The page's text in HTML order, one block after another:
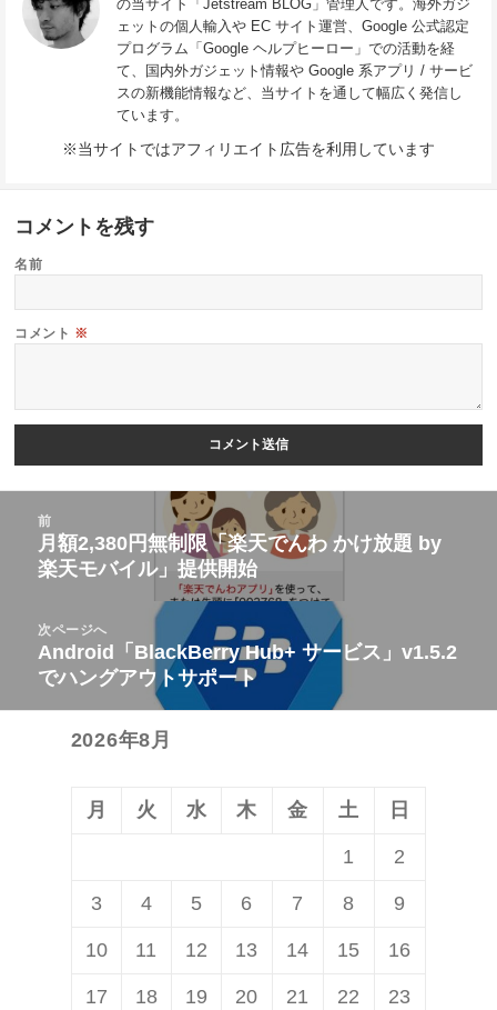
の当サイト「Jetstream BLOG」管理人です。海外ガジ
ェットの個人輸入や EC サイト運営、Google 公式認定
プログラム「Google ヘルプヒーロー」での活動を経
て、国内外ガジェット情報や Google 系アプリ / サービ
スの新機能情報など、当サイトを通して幅広く発信し
ています。
※当サイトではアフィリエイト広告を利用しています
コメントを残す
名前
コメント ※
前
前
の
稿:
月額2,380円無制限「楽天でんわ かけ放題 by
楽天モバイル」提供開始
次ページへ
次
の
投
Android「BlackBerry Hub+ サービス」v1.5.2
でハングアウトサポート
2026年8月
月 火 水 木 金 土 日
1 2
3 4 5 6 7 8 9
10 11 12 13 14 15 16
17 18 19 20 21 22 23